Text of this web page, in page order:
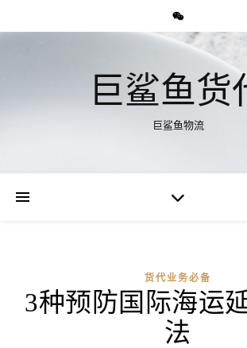
巨鲨鱼货
巨鲨鱼物流
货代业务必备
3种预防国际海运
法